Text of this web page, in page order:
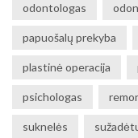
odontologas
papuošalų prekyba
plastinė operacija
psichologas
suknelės